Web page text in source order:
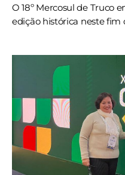
O 18º Mercosul de Truco
edição histórica neste fim